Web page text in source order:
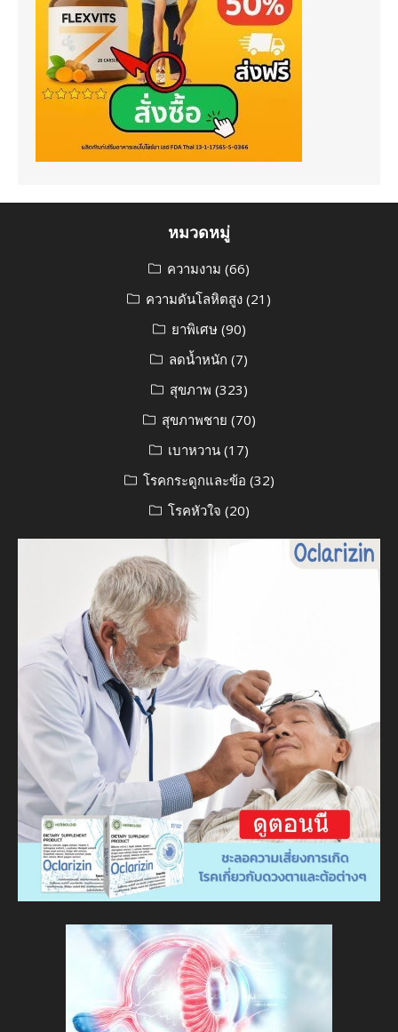
หมวดหมู่
ความงาม (66)
ความดันโลหิตสูง (21)
ยาพิเศษ(90)
ลดน้ำหนัก (7)
สุขภาพ (323)
สุขภาพชาย (70)
เบาหวาน (17)
โรคกระดูกและข้อ (32)
โรคหัวใจ (20)